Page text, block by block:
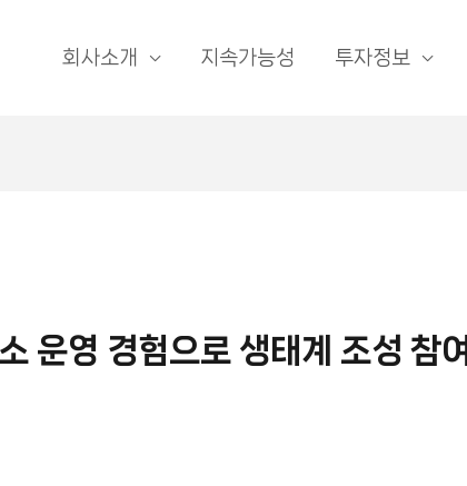
회사소개 지속가능성 투자정보
운영 경험으로 생태계 조성 참여